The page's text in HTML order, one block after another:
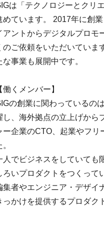
は「テクノロジーとクリ
めています。 2017年に創
アントからデジタルプロモ
のご依頼をいただいてい
な事業も展開中です。
働くメンバー】
の創業に関わっているの
し、海外拠点の立上げから
ー企業のCTO、起業やフ
人でビジネスをしていても
ろいプロダクトをつくって
集者やエンジニア・デザイ
っかけを提供するプロダク